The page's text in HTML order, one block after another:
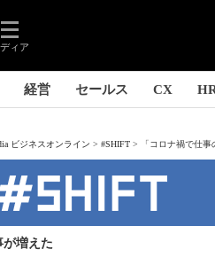
ィア
経営 セールス CX
ビジネスオンライン #SHIFT 「コロナ禍で仕
が増えた